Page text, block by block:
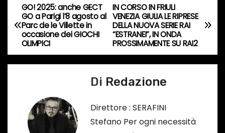
s
o
…
N
a
v
IN CORSO IN FRIULI
VENEZIA GIULIA LE RIPRESE
DELLA NUOVA SERIE RAI
“ESTRANEI”, IN ONDA
PROSSIMAMENTE SU RAI2
GO! 2025: anche GECT
GO a Parigi l’8 agosto al
Parc de le Villette in
occasione dei GIOCHI
OLIMPICI
Di Redazione
Direttore : SERAFINI
Stefano Per ogni necessità